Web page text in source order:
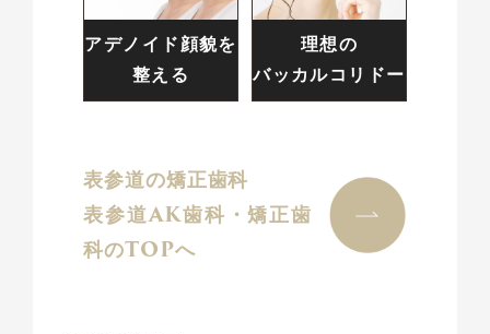
アデノイド顔貌を
整える
理想の
バッカルコリドー
表参道の矯正歯科
表参道AK歯科・矯正歯
科のTOPへ